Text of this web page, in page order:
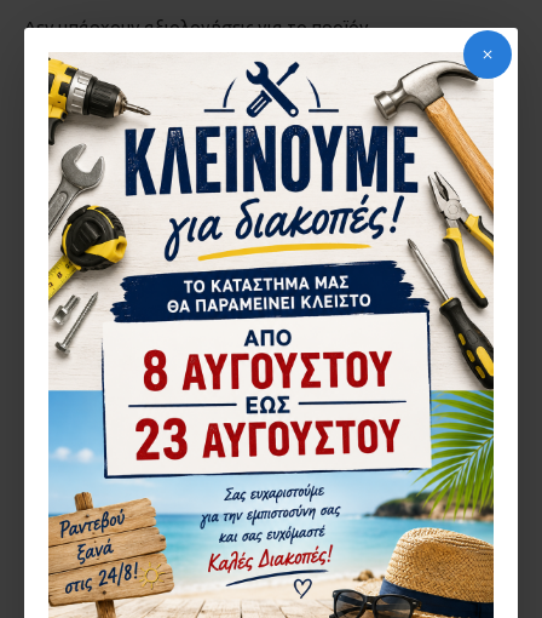
Δεν υπάρχουν αξιολογήσεις για το προϊόν.
ΓΡΆΨΤΕ ΜΙΑ ΑΞΙΟΛΌΓΗΣΗ
Το Όνομα σας
Η Αξιολόγηση σας
Σημείωση:η HTML δεν επεξεργάζεται!
Βαθμολογία Κακή Καλή
CAPTCHA
Εισάγετε τον κωδικό
στο παρακάτω πεδίο